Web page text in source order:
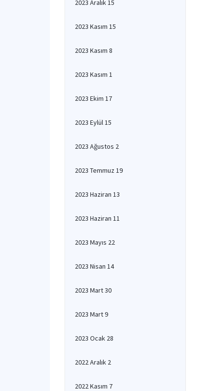
2023 Aralık 15
2023 Kasım 15
2023 Kasım 8
2023 Kasım 1
2023 Ekim 17
2023 Eylül 15
2023 Ağustos 2
2023 Temmuz 19
2023 Haziran 13
2023 Haziran 11
2023 Mayıs 22
2023 Nisan 14
2023 Mart 30
2023 Mart 9
2023 Ocak 28
2022 Aralık 2
2022 Kasım 7